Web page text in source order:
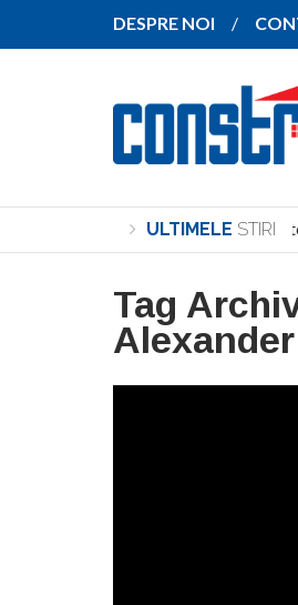
DESPRE NOI
ULTIMELE STIRI
SANY pregătește
Tag
Alexander